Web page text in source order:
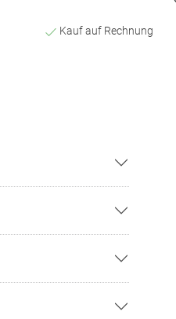
Kauf auf Rechnung